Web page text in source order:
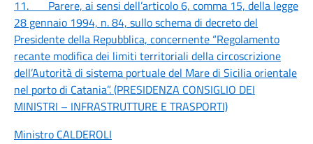
11.
Parere, ai sensi dell’articolo 6, comma 15, della legge
28 gennaio 1994, n. 84, sullo schema di decreto del
Presidente della Repubblica, concernente “Regolamento
recante modifica dei limiti territoriali della circoscrizione
dell’Autorità di sistema portuale del Mare di Sicilia orientale
nel porto di Catania”. (PRESIDENZA CONSIGLIO DEI
MINISTRI – INFRASTRUTTURE E TRASPORTI)
Ministro CALDEROLI